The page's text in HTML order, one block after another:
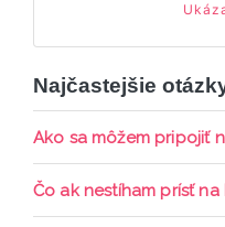
Najčastejšie
Ako sa môžem pripojiť
Pripojenie do online
Čo ak nestíham prísť na